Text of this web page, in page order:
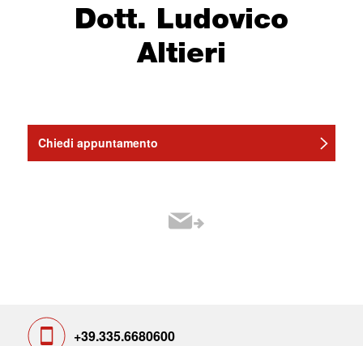
Dott. Ludovico
Altieri
Chiedi appuntamento
+39.335.6680600